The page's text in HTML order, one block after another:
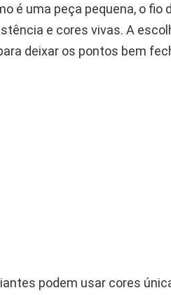
é uma peça pequena, o fio
e cores vivas. A
deixar os pontos bem
podem usar cores